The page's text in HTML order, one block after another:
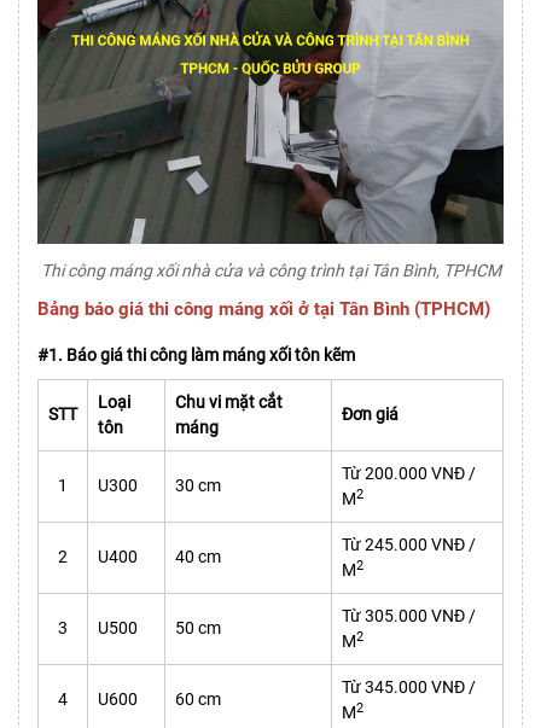
Thi công máng xối nhà cửa và công trình tại Tân Bình, TPHCM
Bảng báo giá thi công máng xối ở tại Tân Bình (TPHCM)
#1. Báo giá thi công làm máng xối tôn kẽm
STT
Loại
tôn
Chu vi mặt cắt
máng
Đơn giá
1 U300 30 cm
Từ 200.000 VNĐ /
M2
2 U400 40 cm
Từ 245.000 VNĐ /
M2
3 U500 50 cm
Từ 305.000 VNĐ /
M2
4 U600 60 cm
Từ 345.000 VNĐ /
M2